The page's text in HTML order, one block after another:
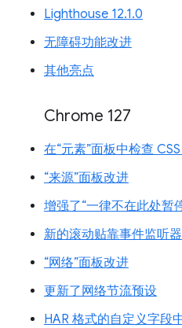
Lighthouse 12.1.0
无障碍功能改进
其他亮点
Chrome 127
在“元素”面板中检查
“来源”面板改进
增强了“一律不在此处暂
新的滚动贴靠事件监听器
“网络”面板改进
更新了网络节流预设
HAR 格式的自定义字段